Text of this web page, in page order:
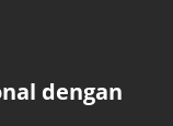
dengan